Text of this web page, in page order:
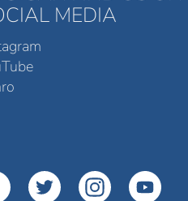
MEDIA